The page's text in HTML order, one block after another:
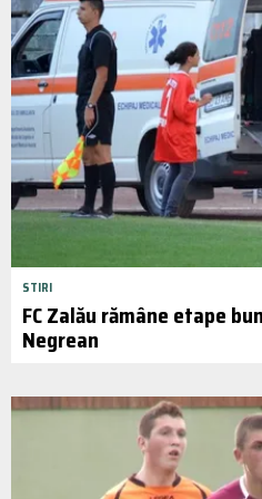
STIRI
FC Zalău rămâne etape
Negrean